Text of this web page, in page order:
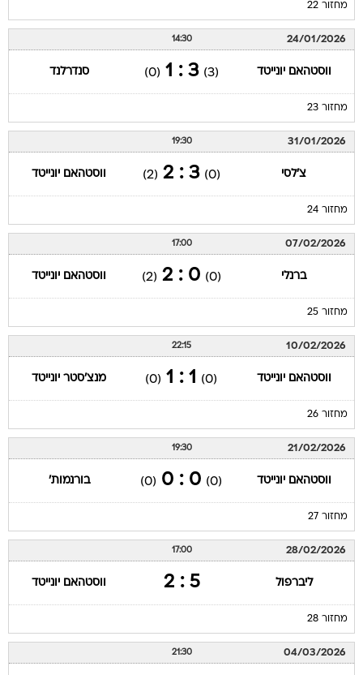
מחזור 22
24/01/2026
14:30
ווסטהאם יונייטד (3)
3 : 1
(0) סנדרלנד
מחזור 23
31/01/2026
19:30
צ'לסי (0)
3 : 2
(2) ווסטהאם יונייטד
מחזור 24
07/02/2026
17:00
ברנלי (0)
0 : 2
(2) ווסטהאם יונייטד
מחזור 25
10/02/2026
22:15
ווסטהאם יונייטד (0)
1 : 1
(0) מנצ'סטר יונייטד
מחזור 26
21/02/2026
19:30
ווסטהאם יונייטד (0)
0 : 0
(0) בורנמות'
מחזור 27
28/02/2026
17:00
ליברפול 5 : 2 ווסטהאם יונייטד
מחזור 28
04/03/2026
21:30